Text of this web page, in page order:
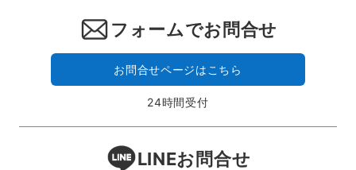
フォームでお問合せ
お問合せページはこちら
24時間受付
LINEお問合せ